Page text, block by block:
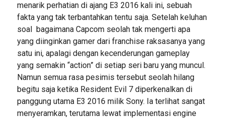
menarik perhatian di ajang E3 2016 kali ini, sebuah
fakta yang tak terbantahkan tentu saja. Setelah keluhan
soal bagaimana Capcom seolah tak mengerti apa
yang diinginkan gamer dari franchise raksasanya yang
satu ini, apalagi dengan kecenderungan gameplay
yang semakin “action” di setiap seri baru yang muncul.
Namun semua rasa pesimis tersebut seolah hilang
begitu saja ketika Resident Evil 7 diperkenalkan di
panggung utama E3 2016 milik Sony. Ia terlihat sangat
menyeramkan, terutama lewat implementasi engine